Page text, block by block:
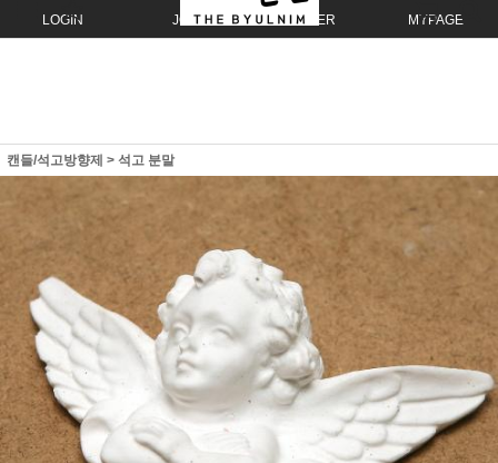
LOGIN JOIN ORDER MYPAGE
캔들/석고방향제 > 석고 분말